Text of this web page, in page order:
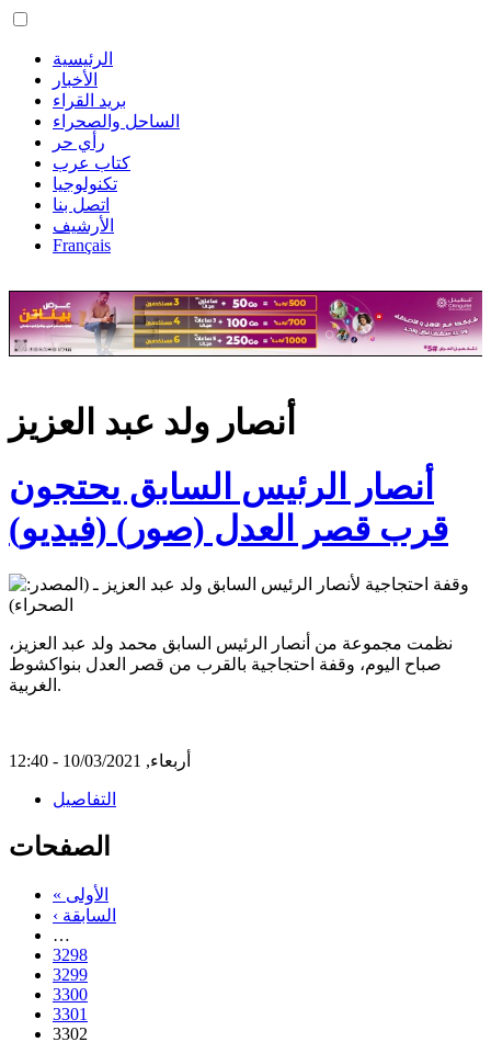
الرئيسية
الأخبار
بريد القراء
الساحل والصحراء
رأي حر
كتاب عرب
تكنولوجيا
اتصل بنا
الأرشيف
Français
أنصار ولد عبد العزيز
أنصار الرئيس السابق يحتجون
قرب قصر العدل (صور) (فيديو)
نظمت مجموعة من أنصار الرئيس السابق محمد ولد عبد العزيز،
صباح اليوم، وقفة احتجاجية بالقرب من قصر العدل بنواكشوط
الغربية.
أربعاء, 10/03/2021 - 12:40
التفاصيل
الصفحات
« الأولى
‹ السابقة
…
3298
3299
3300
3301
3302